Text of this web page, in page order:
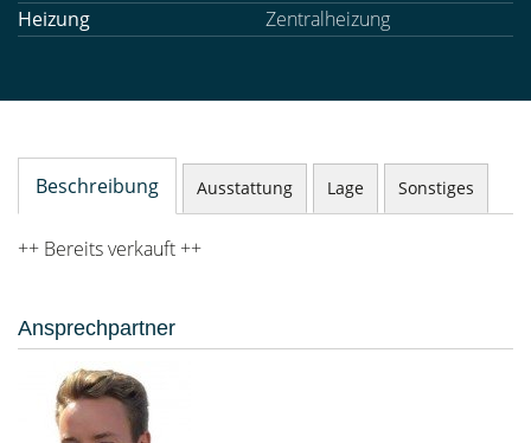
Heizung
Zentralheizung
Beschreibung Ausstattung Lage Sonstiges
++ Bereits verkauft ++
Ansprechpartner